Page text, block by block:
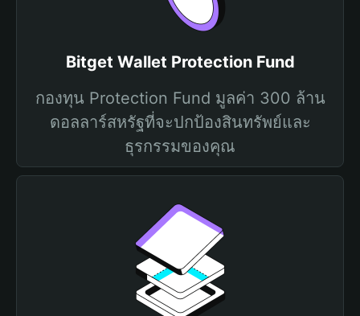
Bitget Wallet Protection Fund
กองทุน Protection Fund มูลค่า 300 ล้าน
ดอลลาร์สหรัฐที่จะปกป้องสินทรัพย์และ
ธุรกรรมของคุณ